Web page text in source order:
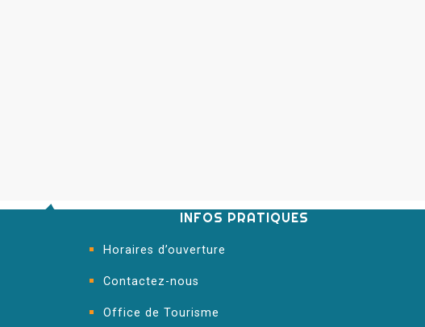
INFOS PRATIQUES
Horaires d’ouverture
Contactez-nous
Office de Tourisme